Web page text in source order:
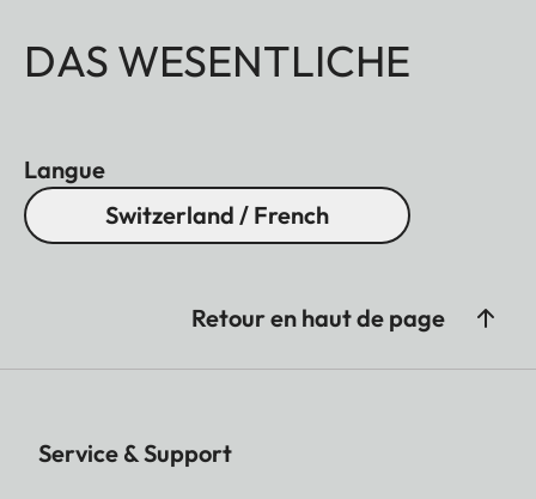
DAS WESENTLICHE
Langue
Switzerland / French
Retour en haut de page
Service & Support